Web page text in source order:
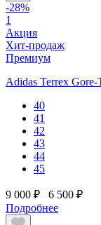
-28%
1
Акция
Хит-продаж
Премиум
Adidas Terrex
40
41
42
43
44
45
9 000 ₽
6 500 ₽
Подробнее